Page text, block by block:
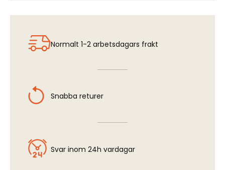
Normalt 1-2 arbetsdagars frakt
Snabba returer
Svar inom 24h vardagar